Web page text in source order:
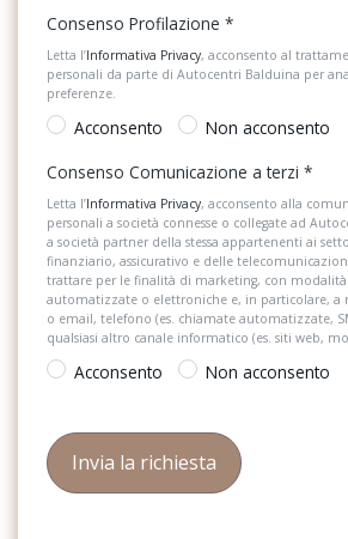
Tappetini
Volante sportivo
Materiale di pronto soccorso con triangolo
Modanature nere ai finestrini
Pacchetto connectivity
Presa 12v sul retro della consolle centrale
Proiettori a led
Ricezione radio digitale (dab)
Rilevatore di stanchezza
Rivestimento dei sedili in tessuto script
Sedili del sedile posteriore ribaltabile
Consenso Profilazione *
Letta l’Informativa Privacy, acconsento al
personali da parte di Autocentri Balduina per
preferenze.
Acconsento
Non acconsento
Consenso Comunicazione a terzi *
Letta l’Informativa Privacy, acconsento alla
personali a società connesse o collegate ad
a società partner della stessa appartenenti ai
finanziario, assicurativo e delle
trattare per le finalità di marketing, con modalità
automatizzate o elettroniche e, in particolare, a
o email, telefono (es. chiamate automatizzate,
qualsiasi altro canale informatico (es. siti web,
Acconsento Non acconsento